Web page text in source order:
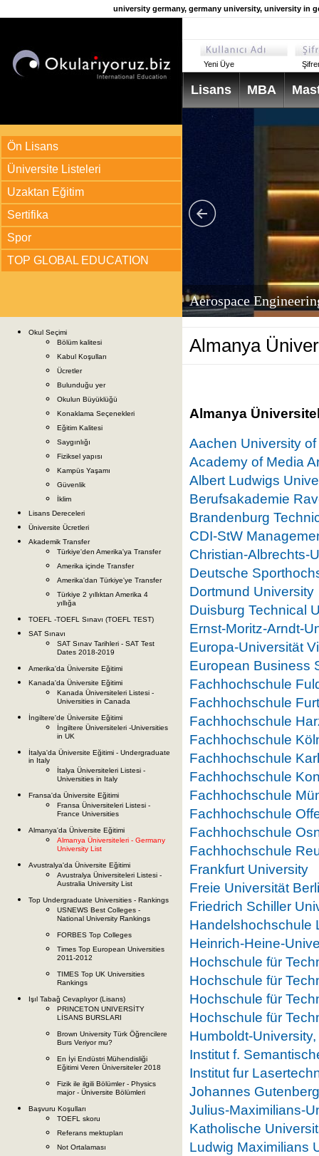
university germany, germany university, university in
Ön Lisans
Üniversite Listeleri
Uzaktan Eğitim
Sertifika
Spor
TOP GLOBAL EDUCATION
Okul Seçimi
Bölüm kalitesi
Kabul Koşulları
Ücretler
Bulunduğu yer
Okulun Büyüklüğü
Konaklama Seçenekleri
Eğitim Kalitesi
Saygınlığı
Fiziksel yapısı
Kampüs Yaşamı
Güvenlik
İklim
Lisans Dereceleri
Üniversite Ücretleri
Akademik Transfer
Türkiye'den Amerika'ya Transfer
Amerika içinde Transfer
Amerika'dan Türkiye'ye Transfer
Türkiye 2 yıllıktan Amerika 4
yıllığa
TOEFL -TOEFL Sınavı (TOEFL TEST)
SAT Sınavı
SAT Sınav Tarihleri - SAT Test
Dates 2018-2019
Amerika'da Üniversite Eğitimi
Kanada'da Üniversite Eğitimi
Kanada Üniversiteleri Listesi -
Universities in Canada
İngiltere'de Üniversite Eğitimi
İngiltere Üniversiteleri -Universities
in UK
İtalya'da Üniversite Eğitimi - Undergraduate
in Italy
İtalya Üniversiteleri Listesi -
Universities in Italy
Fransa'da Üniversite Eğitimi
Fransa Üniversiteleri Listesi -
France Universities
Almanya'da Üniversite Eğitimi
Almanya Üniversiteleri - Germany
University List
Avustralya'da Üniversite Eğitimi
Avustralya Üniversiteleri Listesi -
Australia University List
Top Undergraduate Universities - Rankings
USNEWS Best Colleges -
National University Rankings
FORBES Top Colleges
Times Top European Universities
2011-2012
TIMES Top UK Universities
Rankings
Işıl Tabağ Cevaplıyor (Lisans)
PRINCETON UNIVERSİTY
LİSANS BURSLARI
Brown University Türk Öğrencilere
Burs Veriyor mu?
En İyi Endüstri Mühendisliği
Eğitimi Veren Üniversiteler 2018
Fizik ile ilgili Bölümler - Physics
major - Üniversite Bölümleri
Başvuru Koşulları
TOEFL skoru
Referans mektupları
Not Ortalaması
Yeni Üye
Lisans MBA
Aerospace
Almanya
Almanya
Aachen University
Academy of Media
Albert Ludwigs
Berufsakademie
Brandenburg
CDI-StW
Christian-Albrechts-
Deutsche
Dortmund University
Duisburg Technical
Ernst-Moritz-Arndt-
Europa-Universität
European Business
Fachhochschule
Fachhochschule
Fachhochschule
Fachhochschule
Fachhochschule
Fachhochschule
Fachhochschule
Fachhochschule
Fachhochschule
Fachhochschule
Frankfurt University
Freie Universität
Friedrich Schiller
Handelshochschule
Heinrich-Heine-
Hochschule für
Hochschule für
Hochschule für
Hochschule für
Humboldt-
Institut f.
Institut fur
Johannes
Julius-Maximilians-
Katholische
Ludwig Maximilians